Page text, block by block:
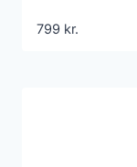
799 kr.